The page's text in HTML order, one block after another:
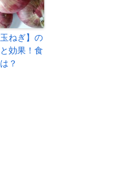
玉ねぎ】の
効果！食
？